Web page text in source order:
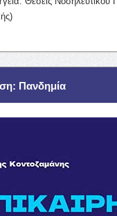
Πανδημία